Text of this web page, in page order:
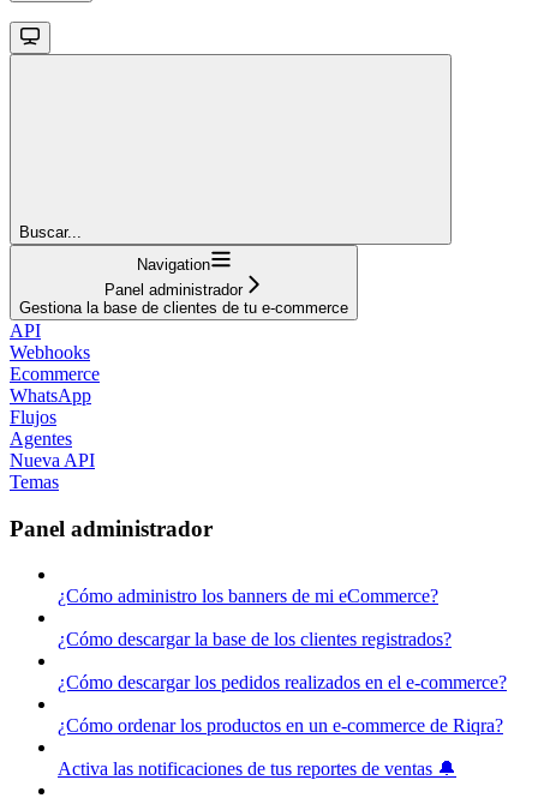
Buscar...
Navigation
Panel administrador
Gestiona la base de clientes de tu e-commerce
API
Webhooks
Ecommerce
WhatsApp
Flujos
Agentes
Nueva API
Temas
Panel administrador
¿Cómo administro los banners de mi eCommerce?
¿Cómo descargar la base de los clientes registrados?
¿Cómo descargar los pedidos realizados en el e-commerce?
¿Cómo ordenar los productos en un e-commerce de Riqra?
Activa las notificaciones de tus reportes de ventas 🔔